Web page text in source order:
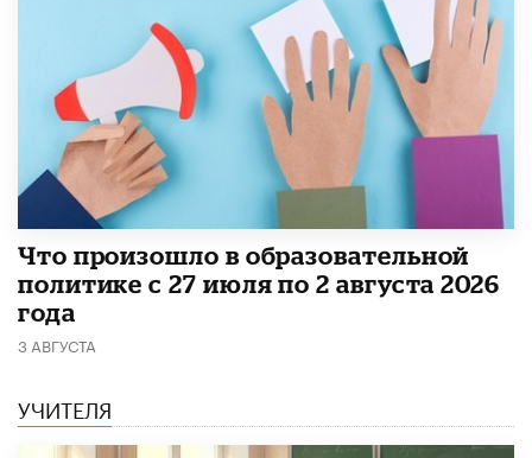
​Что произошло в образовательной
политике с 27 июля по 2 августа 2026
года
3 АВГУСТА
УЧИТЕЛЯ